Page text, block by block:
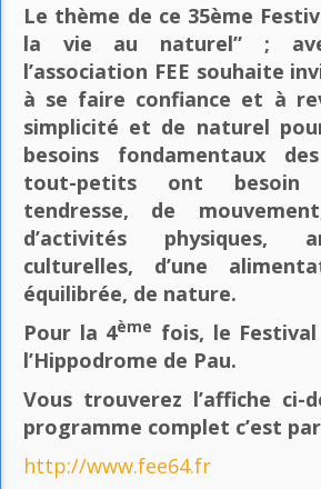
Le thème de ce 35ème
la vie au naturel” ;
l’association FEE souhaite
à se faire confiance et à
simplicité et de naturel
besoins fondamentaux
tout-petits ont besoin
tendresse, de
d’activités physiques,
culturelles, d’une
équilibrée, de nature.
Pour la 4ème fois, le
l’Hippodrome de Pau.
Vous trouverez l’affiche ci-
programme complet c’est
http://www.fee64.fr